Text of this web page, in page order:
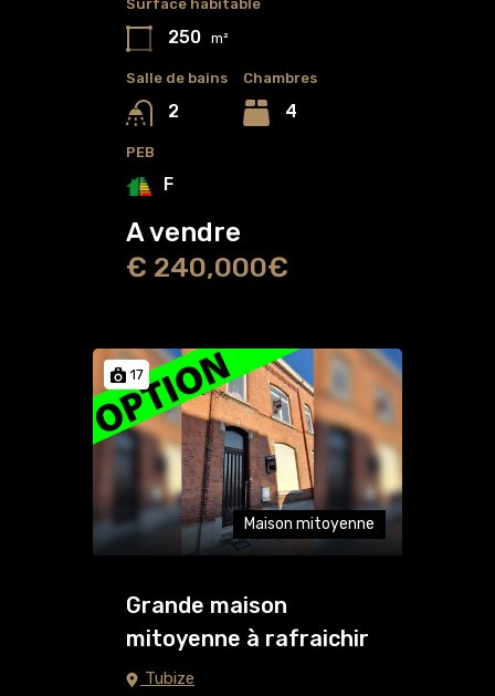
Surface habitable
250 m²
Salle de bains
2
Chambres
4
PEB
F
A vendre
€ 240,000€
17
Maison mitoyenne
Grande maison
mitoyenne à rafraichir
Tubize